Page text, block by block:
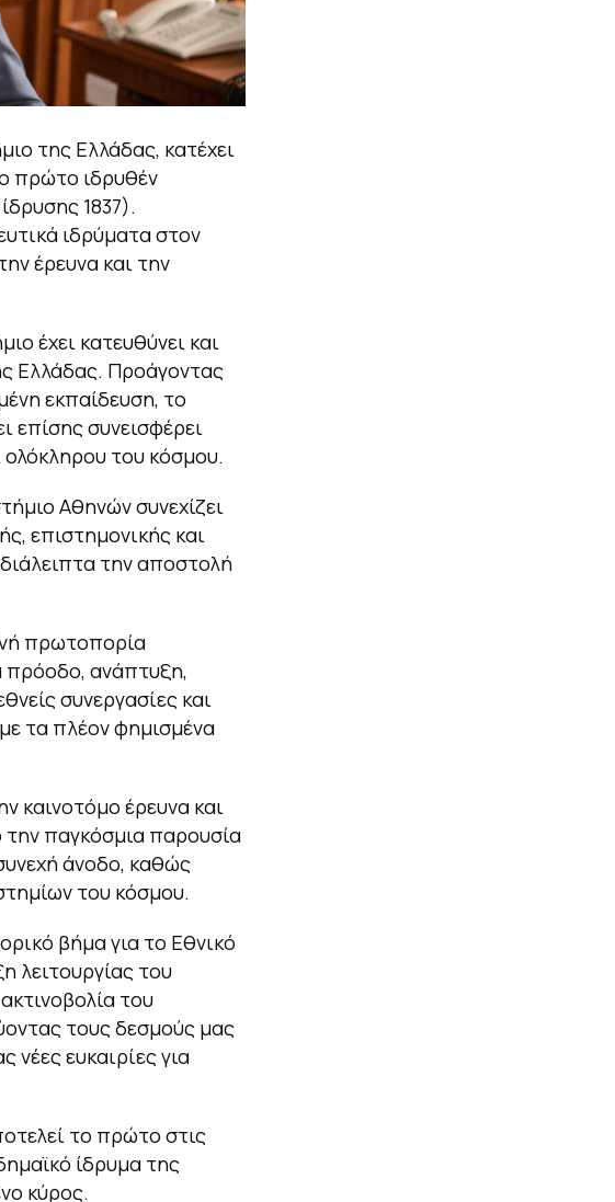
της Ελλάδας, κατέχει
πρώτο ιδρυθέν
1837).
ιδρύματα στον
έρευνα και την
έχει κατευθύνει και
Ελλάδας. Προάγοντας
εκπαίδευση, το
επίσης συνεισφέρει
ολόκληρου του κόσμου.
Αθηνών συνεχίζει
επιστημονικής και
την αποστολή
πρωτοπορία
πρόοδο, ανάπτυξη,
συνεργασίες και
τα πλέον φημισμένα
καινοτόμο έρευνα και
την παγκόσμια παρουσία
άνοδο, καθώς
του κόσμου.
βήμα για το Εθνικό
λειτουργίας του
του
τους δεσμούς μας
ευκαιρίες για
το πρώτο στις
ίδρυμα της
κύρος.